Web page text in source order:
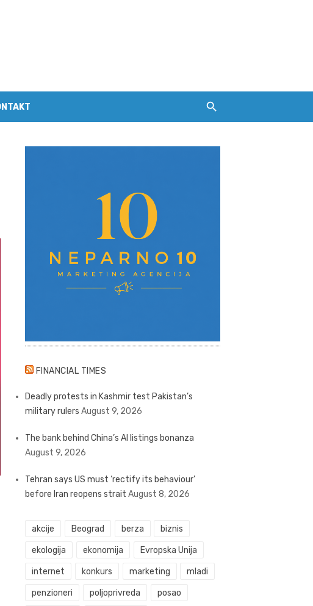
FINANCIAL TIMES
Deadly protests in Kashmir test Pakistan’s
military rulers August 9, 2026
The bank behind China’s AI listings bonanza
August 9, 2026
Tehran says US must ‘rectify its behaviour’
before Iran reopens strait August 8, 2026
akcije Beograd berza biznis
ekologija ekonomija Evropska Unija
internet konkurs marketing mladi
penzioneri poljoprivreda posao